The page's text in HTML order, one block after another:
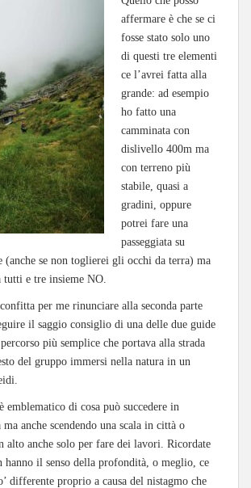
affermare è che se ci
fosse stato solo uno
di questi tre elementi
ce l’avrei fatta alla
grande: ad esempio
ho fatto una
camminata con
dislivello 400m ma
con terreno più
stabile, quasi a
gradini, oppure
potrei fare una
passeggiata su
(anche se non toglierei gli occhi da terra) ma
tutti e tre insieme NO.
per me rinunciare alla seconda parte
il saggio consiglio di una delle due guide
più semplice che portava alla strada
del gruppo immersi nella natura in un
emblematico di cosa può succedere in
anche scendendo una scala in città o
alto anche solo per fare dei lavori. Ricordate
hanno il senso della profondità, o meglio, ce
differente proprio a causa del nistagmo che